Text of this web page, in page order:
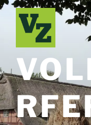
Zum
Inhalt
springen